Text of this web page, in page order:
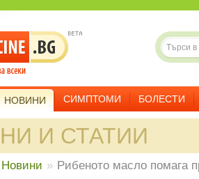
НОВИНИ СИМПТОМИ БОЛЕСТИ
И СТАТИИ
Новини » Рибеното масло помага